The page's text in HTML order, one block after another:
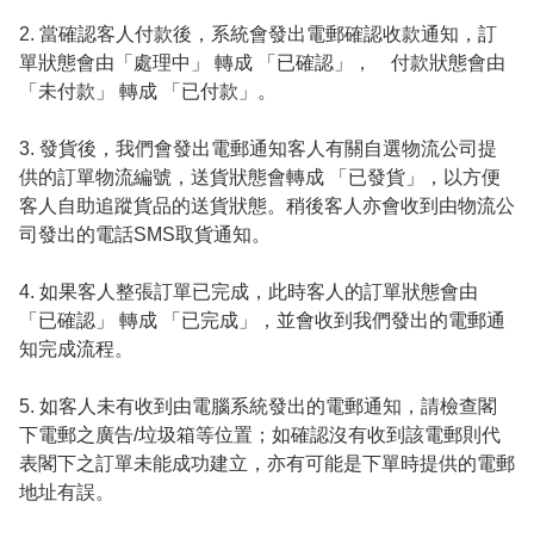
2. 當確認客人付款後，系統會發出電郵確認收款通知，訂
單狀態會由「處理中」 轉成 「已確認」，　付款狀態會由
「未付款」 轉成 「已付款」。
3. 發貨後，我們會發出電郵通知客人有關自選物流公司提
供的訂單物流編號，送貨狀態會轉成 「已發貨」，以方便
客人自助追蹤貨品的送貨狀態。稍後客人亦會收到由物流公
司發出的電話SMS取貨通知。
4. 如果客人整張訂單已完成，此時客人的訂單狀態會由
「已確認」 轉成 「已完成」，並會收到我們發出的電郵通
知完成流程。
5. 如客人未有收到由電腦系統發出的電郵通知，請檢查閣
下電郵之廣告/垃圾箱等位置；如確認沒有收到該電郵則代
表閣下之訂單未能成功建立，亦有可能是下單時提供的電郵
地址有誤。